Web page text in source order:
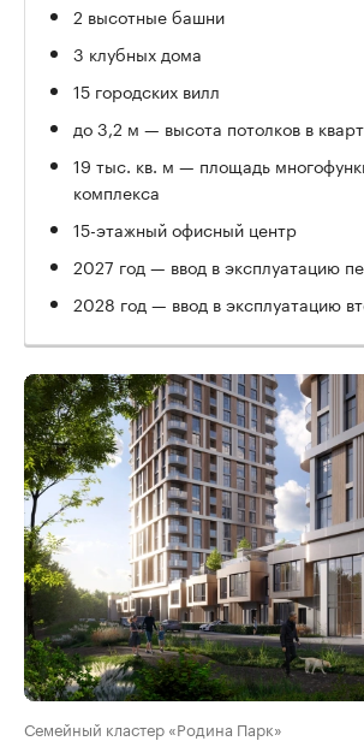
2 высотные башни
3 клубных дома
15 городских вилл
до 3,2 м — высота потолков в
19 тыс. кв. м — площадь
комплекса
15-этажный офисный центр
2027 год — ввод в эксплуатацию
2028 год — ввод в эксплуатацию
Семейный кластер «Родина Парк»